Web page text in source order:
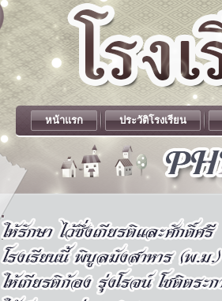
.
.
หน้าแรก ประวัติโรงเรียน